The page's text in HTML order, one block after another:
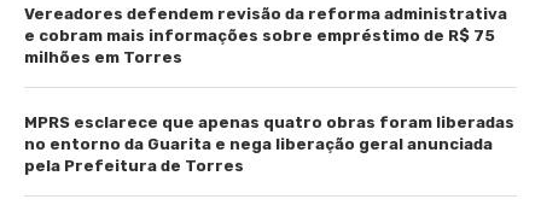
Vereadores defendem revisão da reforma administrativa
e cobram mais informações sobre empréstimo de R$ 75
milhões em Torres
MPRS esclarece que apenas quatro obras foram liberadas
no entorno da Guarita e nega liberação geral anunciada
pela Prefeitura de Torres